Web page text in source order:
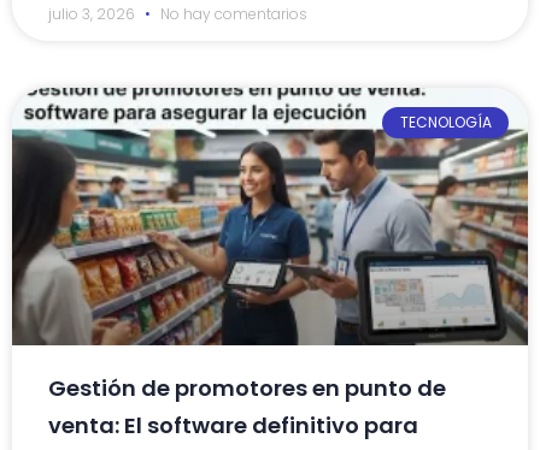
julio 3, 2026 No hay comentarios
TECNOLOGÍA
Gestión de promotores en punto de
venta: El software definitivo para